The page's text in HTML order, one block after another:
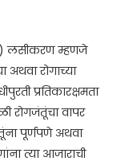
लसीकरण म्हणजे
रोगाच्या
प्रतिकारक्षमता
रोगजंतूंचा वापर
पूर्णपणे अथवा
त्या आजाराची